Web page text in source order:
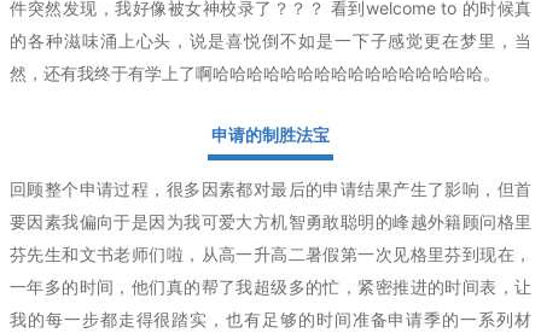
件突然发现，我好像被女神校录了？？？ 看到welcome to 的时候真
的各种滋味涌上心头，说是喜悦倒不如是一下子感觉更在梦里，当
然，还有我终于有学上了啊哈哈哈哈哈哈哈哈哈哈哈哈哈哈哈哈。
申请的制胜法宝
回顾整个申请过程，很多因素都对最后的申请结果产生了影响，但首
要因素我偏向于是因为我可爱大方机智勇敢聪明的峰越外籍顾问格里
芬先生和文书老师们啦，从高一升高二暑假第一次见格里芬到现在，
一年多的时间，他们真的帮了我超级多的忙，紧密推进的时间表，让
我的每一步都走得很踏实，也有足够的时间准备申请季的一系列材